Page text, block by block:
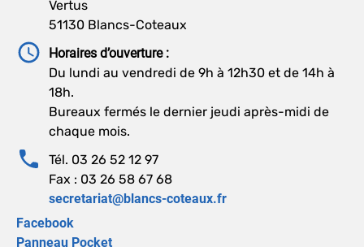
Vertus
51130 Blancs-Coteaux
Horaires d’ouverture :
Du lundi au vendredi de 9h à 12h30 et de 14h à
18h.
Bureaux fermés le dernier jeudi après-midi de
chaque mois.
Tél. 03 26 52 12 97
Fax : 03 26 58 67 68
secretariat@blancs-coteaux.fr
Facebook
Panneau Pocket